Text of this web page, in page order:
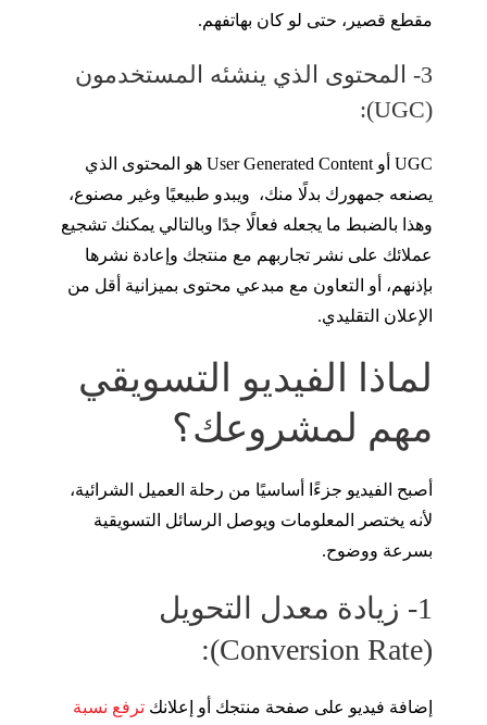
مقطع قصير، حتى لو كان بهاتفهم.
3- المحتوى الذي ينشئه المستخدمون
(UGC):
UGC أو User Generated Content هو المحتوى الذي
يصنعه جمهورك بدلًا منك، ويبدو طبيعيًا وغير مصنوع،
وهذا بالضبط ما يجعله فعالًا جدًا وبالتالي يمكنك تشجيع
عملائك على نشر تجاربهم مع منتجك وإعادة نشرها
بإذنهم، أو التعاون مع مبدعي محتوى بميزانية أقل من
الإعلان التقليدي.
لماذا الفيديو التسويقي
مهم لمشروعك؟
أصبح الفيديو جزءًا أساسيًا من رحلة العميل الشرائية،
لأنه يختصر المعلومات ويوصل الرسائل التسويقية
بسرعة ووضوح.
1- زيادة معدل التحويل
(Conversion Rate):
إضافة فيديو على صفحة منتجك أو إعلانك ترفع نسبة